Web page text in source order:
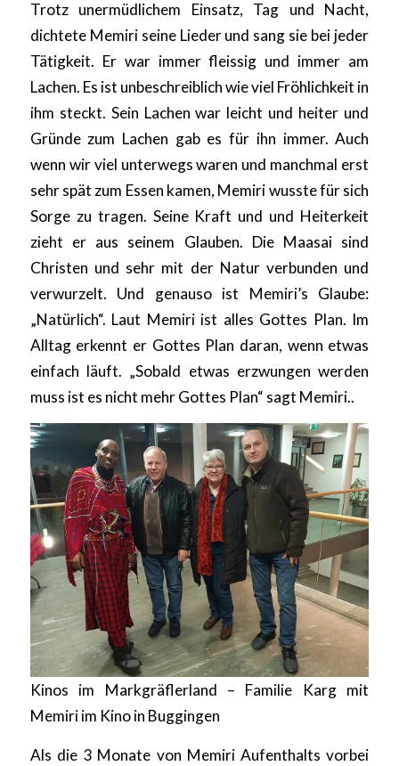
Trotz unermüdlichem Einsatz, Tag und Nacht,
dichtete Memiri seine Lieder und sang sie bei jeder
Tätigkeit. Er war immer fleissig und immer am
Lachen. Es ist unbeschreiblich wie viel Fröhlichkeit in
ihm steckt. Sein Lachen war leicht und heiter und
Gründe zum Lachen gab es für ihn immer. Auch
wenn wir viel unterwegs waren und manchmal erst
sehr spät zum Essen kamen, Memiri wusste für sich
Sorge zu tragen. Seine Kraft und und Heiterkeit
zieht er aus seinem Glauben. Die Maasai sind
Christen und sehr mit der Natur verbunden und
verwurzelt. Und genauso ist Memiri’s Glaube:
„Natürlich“. Laut Memiri ist alles Gottes Plan. Im
Alltag erkennt er Gottes Plan daran, wenn etwas
einfach läuft. „Sobald etwas erzwungen werden
muss ist es nicht mehr Gottes Plan“ sagt Memiri..
Kinos im Markgräflerland – Familie Karg mit
Memiri im Kino in Buggingen
Als die 3 Monate von Memiri Aufenthalts vorbei